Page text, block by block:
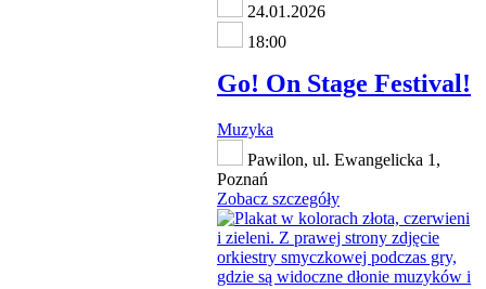
24.01.2026
18:00
Go! On Stage Festival!
Muzyka
Pawilon, ul. Ewangelicka 1,
Poznań
Zobacz szczegóły